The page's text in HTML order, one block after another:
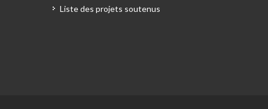
Liste des projets soutenus